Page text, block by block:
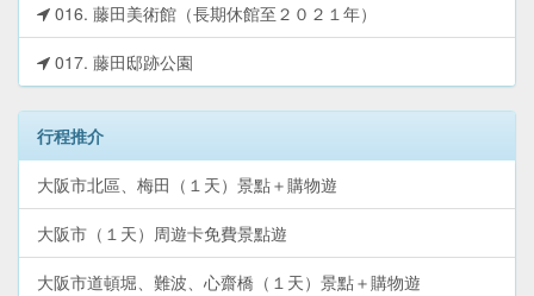
016. 藤田美術館（長期休館至２０２１年）
017. 藤田邸跡公園
行程推介
大阪市北區、梅田（１天）景點＋購物遊
大阪市（１天）周遊卡免費景點遊
大阪市道頓堀、難波、心齋橋（１天）景點＋購物遊